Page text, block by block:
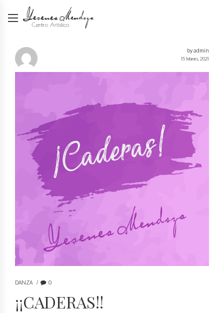
by admin
15 febrero, 2021
DANZA 0
¡¡CADERAS!!